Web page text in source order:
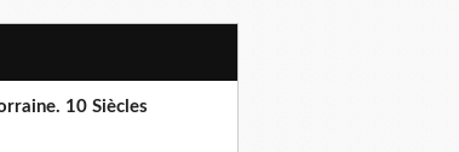
10 Siècles